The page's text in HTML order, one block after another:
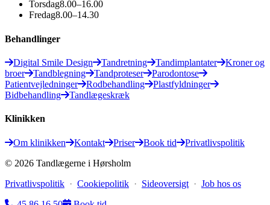
Torsdag8.00–16.00
Fredag8.00–14.30
Behandlinger
Digital Smile Design Tandretning Tandimplantater
Kroner og
broer
Tandblegning Tandproteser
Parodontose
Patientvejledninger
Rodbehandling
Plastfyldninger
Bidbehandling
Tandlægeskræk
Klinikken
Om klinikken Kontakt Priser Book tid
Privatlivspolitik
© 2026 Tandlægerne i Hørsholm
Privatlivspolitik · Cookiepolitik · Sideoversigt · Job hos os